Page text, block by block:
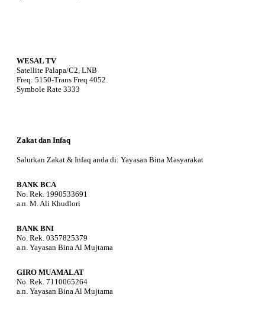
WESAL TV
Satellite Palapa/C2, LNB
Freq: 5150-Trans Freq 4052
Symbole Rate 3333
Zakat dan Infaq
Salurkan Zakat & Infaq anda di: Yayasan Bina Masyarakat
BANK BCA
No. Rek. 1990533691
a.n. M. Ali Khudlori
BANK BNI
No. Rek. 0357825379
a.n. Yayasan Bina Al Mujtama
GIRO MUAMALAT
No. Rek. 7110065264
a.n. Yayasan Bina Al Mujtama